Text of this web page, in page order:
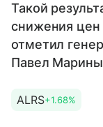
Такой
снижения
отметил
Павел
ALRS+1.68%